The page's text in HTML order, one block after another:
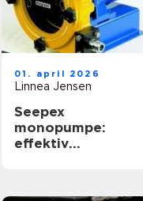
01. april 2026
Linnea Jensen
Seepex
monopumpe:
effektiv